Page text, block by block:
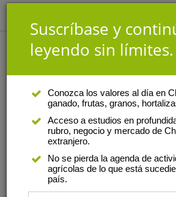
Noticias
Suscríbase y
leyendo sin límites.
Conozca los valores al día en
ganado, frutas, granos,
Acceso a estudios en
rubro, negocio y mercado de
extranjero.
No se pierda la agenda de
agrícolas de lo que está
país.